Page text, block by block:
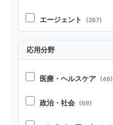
エージェント (267)
応用分野
医療・ヘルスケア (46)
政治・社会 (69)